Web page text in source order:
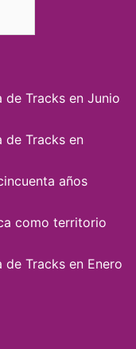
de Tracks en Junio
de Tracks en
años
como territorio
Tracks en Enero